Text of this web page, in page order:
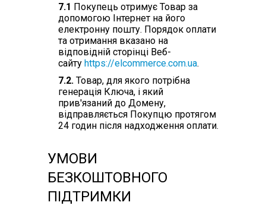
7.1 Покупець отримує Товар за
допомогою Інтернет на його
електронну пошту. Порядок оплати
та отримання вказано на
відповідній сторінці Веб-
сайту https://elcommerce.com.ua.
7.2. Товар, для якого потрібна
генерація Ключа, і який
прив'язаний до Домену,
відправляється Покупцю протягом
24 годин після надходження оплати.
УМОВИ
БЕЗКОШТОВНОГО
ПІДТРИМКИ